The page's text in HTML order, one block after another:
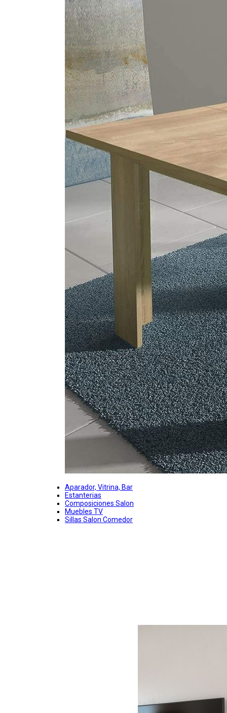
Aparador, Vitrina, Bar
Estanterias
Composiciones Salon
Muebles TV
Sillas Salon Comedor